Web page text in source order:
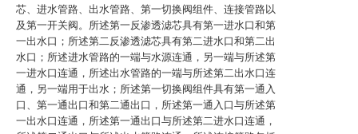
芯、进水管路、出水管路、第一切换阀组件、连接管路以
及第一开关阀。所述第一反渗透滤芯具有第一进水口和第
一出水口；所述第二反渗透滤芯具有第二进水口和第二出
水口；所述进水管路的一端与水源连通，另一端与所述第
一进水口连通，所述出水管路的一端与所述第二出水口连
通，另一端用于出水；所述第一切换阀组件具有第一通入
口、第一通出口和第二通出口，所述第一通入口与所述第
一出水口连通，所述第一通出口与所述第二进水口连通，